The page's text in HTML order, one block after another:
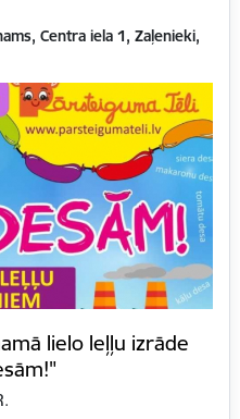
Centra iela 1, Zaļenieki,
lielo leļļu izrāde